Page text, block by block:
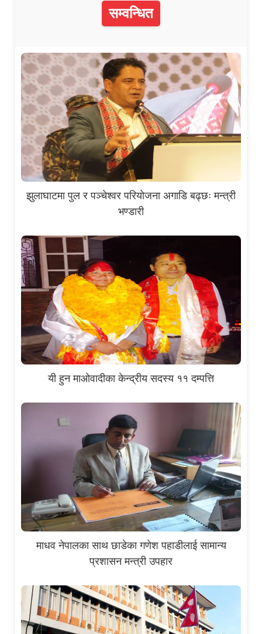
सम्वन्धित
झुलाघाटमा पुल र पञ्चेश्वर परियोजना अगाडि बढ्छः मन्त्री
भण्डारी
यी हुन माओवादीका केन्द्रीय सदस्य ११ दम्पत्ति
माधव नेपालका साथ छाडेका गणेश पहाडीलाई सामान्य
प्रशासन मन्त्री उपहार